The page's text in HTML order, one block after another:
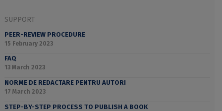
SUPPORT
PEER-REVIEW PROCEDURE
15 February 2023
FAQ
13 March 2023
NORME DE REDACTARE PENTRU AUTORI
17 March 2023
STEP-BY-STEP PROCESS TO PUBLISH A BOOK